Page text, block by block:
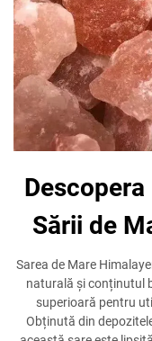
Sării de
Sarea de Mare
naturală și conținutul
superioară pentru
Obținută din